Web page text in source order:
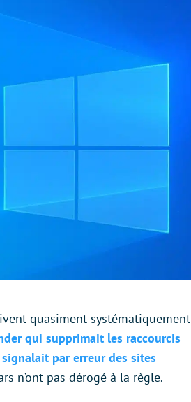
quasiment systématiquement
qui supprimait les raccourcis
par erreur des sites
n’ont pas dérogé à la règle.